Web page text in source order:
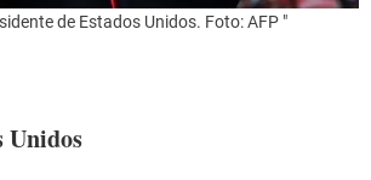
de Estados Unidos. Foto: AFP "
Unidos